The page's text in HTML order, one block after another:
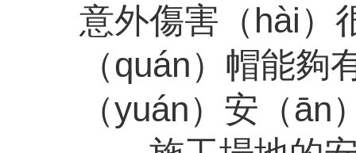
意外傷害（hài）
（quán）帽能
（yuán）安（ān